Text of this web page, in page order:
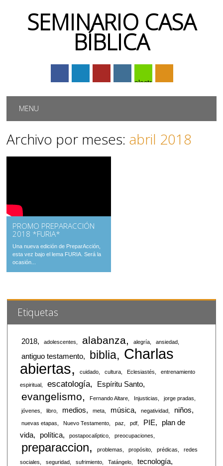
SEMINARIO CASA
BÍBLICA
electrónico
Menú principal
MENU
Archivo por meses: abril 2018
PROMO PREPARACCIÓN
2018 *FURIA*
Una nueva edición de PreparAcción,
esta vez bajo el lema FURIA. Será la
ocasión...
Etiquetas
2018 adolescentes alabanza alegría ansiedad
antiguo testamento biblia
Charlas
abiertas
cuidado cultura Eclesiastés entrenamiento
espiritual escatología Espíritu Santo
evangelismo Fernando Altare Injusticias jorge pradas
jóvenes libro medios meta música negatividad niños
nuevas etapas Nuevo Testamento paz pdf PIE
plan de
vida
política postapocalíptico preocupaciones
preparaccion problemas propósito prédicas redes
sociales seguridad sufrimiento Tatángelo
tecnología